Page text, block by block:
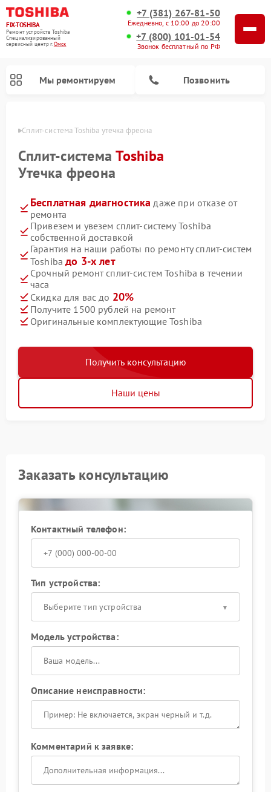
FIX-TOSHIBA
Ремонт устройств Toshiba
Специализированный
cервисный центр г.Омск
+7 (381) 267-81-50
Ежедневно, с 10:00 до 20:00
+7 (800) 101-01-54
Звонок бесплатный по РФ
Мы ремонтируем Позвонить
Сплит-система Toshiba утечка фреона
Сплит-системаToshiba
Утечка фреона
Бесплатная диагностика даже при отказе от
ремонта
Привезем и увезем сплит-систему Toshiba
собственной доставкой
Гарантия на наши работы по ремонту сплит-систем
Toshibaдо 3-х лет
Срочный ремонт сплит-систем Toshiba в течении
часа
Скидка для вас до 20%
Получите 1500 рублей на ремонт
Оригинальные комплектующие Toshiba
Получить консультацию
Наши цены
Заказать консультацию
Контактный телефон:
Тип устройства:
Выберите тип устройства
Модель устройства:
Описание неисправности:
Комментарий к заявке: